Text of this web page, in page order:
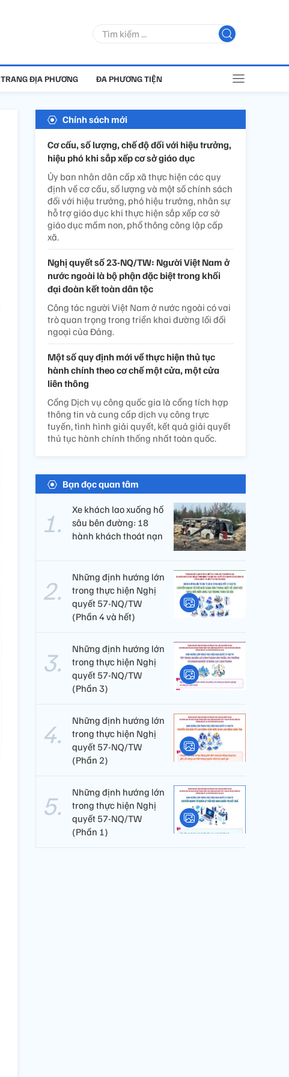
TRANG ĐỊA PHƯƠNG ĐA PHƯƠNG TIỆN
Chính sách mới
Cơ cấu, số lượng, chế độ đối với hiệu trưởng,
hiệu phó khi sắp xếp cơ sở giáo dục
Ủy ban nhân dân cấp xã thực hiện các quy
định về cơ cấu, số lượng và một số chính sách
đối với hiệu trưởng, phó hiệu trưởng, nhân sự
hỗ trợ giáo dục khi thực hiện sắp xếp cơ sở
giáo dục mầm non, phổ thông công lập cấp
xã.
Nghị quyết số 23-NQ/TW: Người Việt Nam ở
nước ngoài là bộ phận đặc biệt trong khối
đại đoàn kết toàn dân tộc
Công tác người Việt Nam ở nước ngoài có vai
trò quan trọng trong triển khai đường lối đối
ngoại của Đảng.
Một số quy định mới về thực hiện thủ tục
hành chính theo cơ chế một cửa, một cửa
liên thông
Cổng Dịch vụ công quốc gia là cổng tích hợp
thông tin và cung cấp dịch vụ công trực
tuyến, tình hình giải quyết, kết quả giải quyết
thủ tục hành chính thống nhất toàn quốc.
Bạn đọc quan tâm
Xe khách lao xuống hố
sâu bên đường: 18
hành khách thoát nạn
Những định hướng lớn
trong thực hiện Nghị
quyết 57-NQ/TW
(Phần 4 và hết)
Những định hướng lớn
trong thực hiện Nghị
quyết 57-NQ/TW
(Phần 3)
Những định hướng lớn
trong thực hiện Nghị
quyết 57-NQ/TW
(Phần 2)
Những định hướng lớn
trong thực hiện Nghị
quyết 57-NQ/TW
(Phần 1)